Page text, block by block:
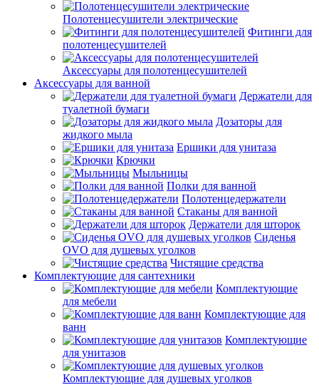
Полотенцесушители электрические
Фитинги для
полотенцесушителей
Аксессуары для полотенцесушителей
Аксессуары для ванной
Держатели для
туалетной бумаги
Дозаторы для
жидкого мыла
Ершики для унитаза
Крючки
Мыльницы
Полки для ванной
Полотенцедержатели
Стаканы для ванной
Держатели для шторок
Сиденья
OVO для душевых уголков
Чистящие средства
Комплектующие для сантехники
Комплектующие
для мебели
Комплектующие для
ванн
Комплектующие
для унитазов
Комплектующие для душевых уголков